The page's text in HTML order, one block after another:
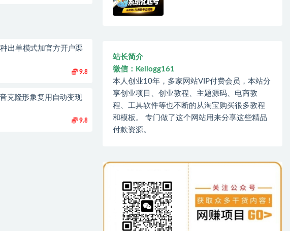
出单模式加官方开户渠
9.8
克隆形象复用自动变现
9.8
站长简介
微信：Kellogg161
本人创业10年，多家网站VIP付费会员，本站分
享创业项目、创业教程、主题源码、电商教
程、工具软件等也不断的从淘宝购买很多教程
和模板。 专门做了这个网站用来分享这些精品
付款资源。